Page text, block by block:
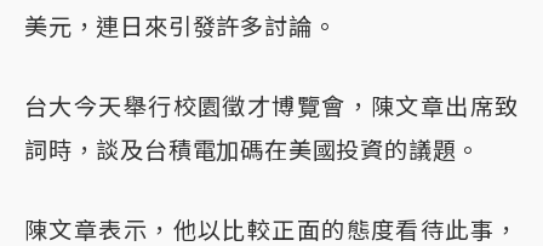
美元，連日來引發許多討論。
台大今天舉行校園徵才博覽會，陳文章出席致
詞時，談及台積電加碼在美國投資的議題。
陳文章表示，他以比較正面的態度看待此事，